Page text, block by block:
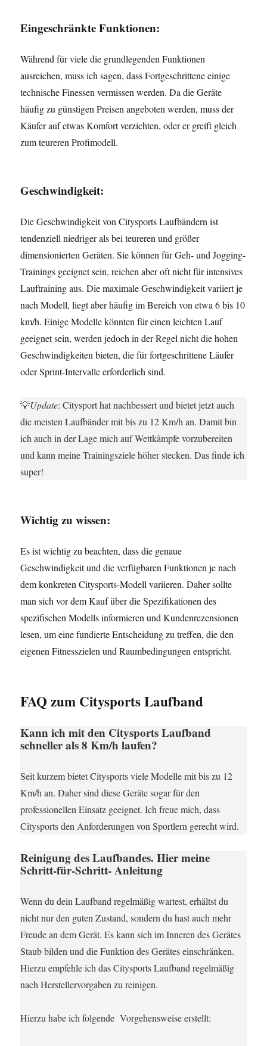
Eingeschränkte Funktionen:
Während für viele die grundlegenden Funktionen
ausreichen, muss ich sagen, dass Fortgeschrittene einige
technische Finessen vermissen werden. Da die Geräte
häufig zu günstigen Preisen angeboten werden, muss der
Käufer auf etwas Komfort verzichten, oder er greift gleich
zum teureren Profimodell.
Geschwindigkeit:
Die Geschwindigkeit von Citysports Laufbändern ist
tendenziell niedriger als bei teureren und größer
dimensionierten Geräten. Sie können für Geh- und Jogging-
Trainings geeignet sein, reichen aber oft nicht für intensives
Lauftraining aus. Die maximale Geschwindigkeit variiert je
nach Modell, liegt aber häufig im Bereich von etwa 6 bis 10
km/h. Einige Modelle könnten für einen leichten Lauf
geeignet sein, werden jedoch in der Regel nicht die hohen
Geschwindigkeiten bieten, die für fortgeschrittene Läufer
oder Sprint-Intervalle erforderlich sind.
💡Update: Citysport hat nachbessert und bietet jetzt auch
die meisten Laufbänder mit bis zu 12 Km/h an. Damit bin
ich auch in der Lage mich auf Wettkämpfe vorzubereiten
und kann meine Trainingsziele höher stecken. Das finde ich
super!
Wichtig zu wissen:
Es ist wichtig zu beachten, dass die genaue
Geschwindigkeit und die verfügbaren Funktionen je nach
dem konkreten Citysports-Modell variieren. Daher sollte
man sich vor dem Kauf über die Spezifikationen des
spezifischen Modells informieren und Kundenrezensionen
lesen, um eine fundierte Entscheidung zu treffen, die den
eigenen Fitnesszielen und Raumbedingungen entspricht.
FAQ zum Citysports Laufband
Kann ich mit den Citysports Laufband
schneller als 8 Km/h laufen?
Seit kurzem bietet Citysports viele Modelle mit bis zu 12
Km/h an. Daher sind diese Geräte sogar für den
professionellen Einsatz geeignet. Ich freue mich, dass
Citysports den Anforderungen von Sportlern gerecht wird.
Reinigung des Laufbandes. Hier meine
Schritt-für-Schritt- Anleitung
Wenn du dein Laufband regelmäßig wartest, erhältst du
nicht nur den guten Zustand, sondern du hast auch mehr
Freude an dem Gerät. Es kann sich im Inneren des Gerätes
Staub bilden und die Funktion des Gerätes einschränken.
Hierzu empfehle ich das Citysports Laufband regelmäßig
nach Herstellervorgaben zu reinigen.
Hierzu habe ich folgende Vorgehensweise erstellt: